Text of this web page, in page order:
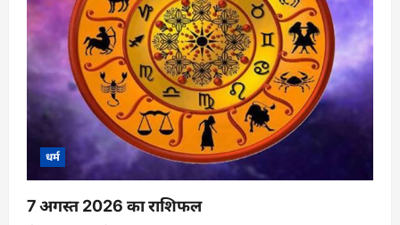
i
o
n
धर्म
7 अगस्त 2026 का राशिफल